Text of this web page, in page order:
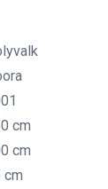
cm
cm
cm